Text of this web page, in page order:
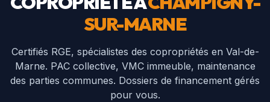
SUR-MARNE
Certifiés RGE, spécialistes des copropriétés en Val-de-
Marne. PAC collective, VMC immeuble, maintenance
des parties communes. Dossiers de financement gérés
pour vous.